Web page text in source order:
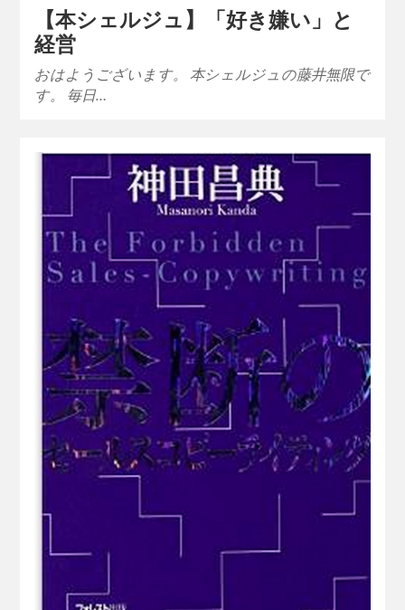
【本シェルジュ】「好き嫌い」と
経営
おはようございます。 本シェルジュの藤井無限で
す。 毎日…